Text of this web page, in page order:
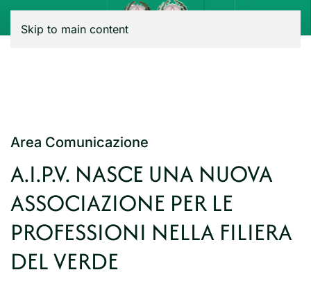
Skip to main content
Area Comunicazione
A.I.P.V. NASCE UNA NUOVA
ASSOCIAZIONE PER LE
PROFESSIONI NELLA FILIERA
DEL VERDE